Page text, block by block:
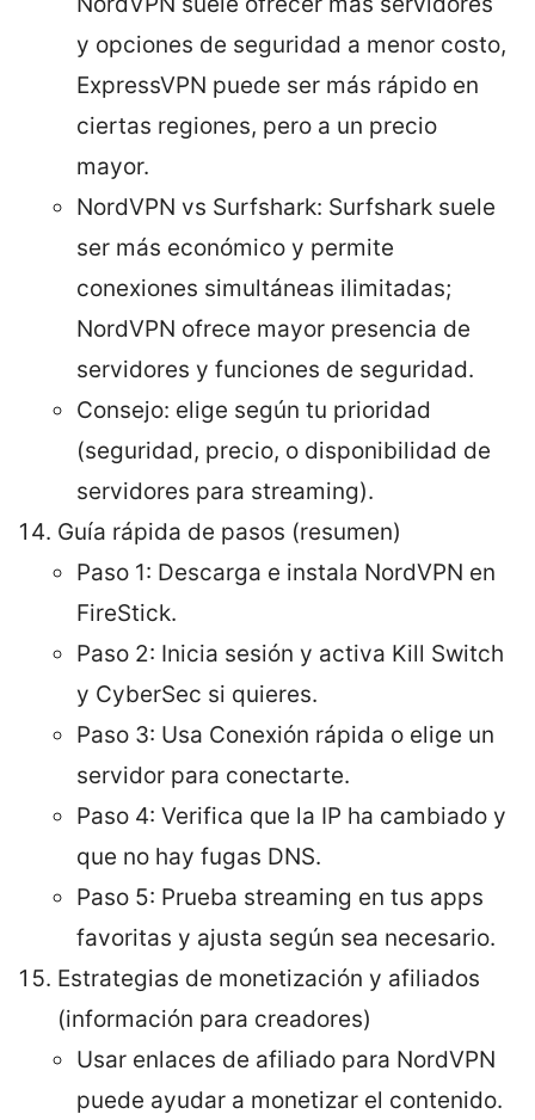
y opciones de seguridad a menor costo,
ExpressVPN puede ser más rápido en
ciertas regiones, pero a un precio
mayor.
NordVPN vs Surfshark: Surfshark suele
ser más económico y permite
conexiones simultáneas ilimitadas;
NordVPN ofrece mayor presencia de
servidores y funciones de seguridad.
Consejo: elige según tu prioridad
(seguridad, precio, o disponibilidad de
servidores para streaming).
Guía rápida de pasos (resumen)
Paso 1: Descarga e instala NordVPN en
FireStick.
Paso 2: Inicia sesión y activa Kill Switch
y CyberSec si quieres.
Paso 3: Usa Conexión rápida o elige un
servidor para conectarte.
Paso 4: Verifica que la IP ha cambiado y
que no hay fugas DNS.
Paso 5: Prueba streaming en tus apps
favoritas y ajusta según sea necesario.
Estrategias de monetización y afiliados
(información para creadores)
Usar enlaces de afiliado para NordVPN
puede ayudar a monetizar el contenido.